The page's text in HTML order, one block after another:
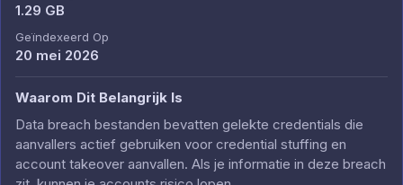
1.29 GB
Geïndexeerd Op
20 mei 2026
Waarom Dit Belangrijk Is
Data breach bestanden bevatten gelekte credentials die
aanvallers actief gebruiken voor credential stuffing en
account takeover aanvallen. Als je informatie in deze breach